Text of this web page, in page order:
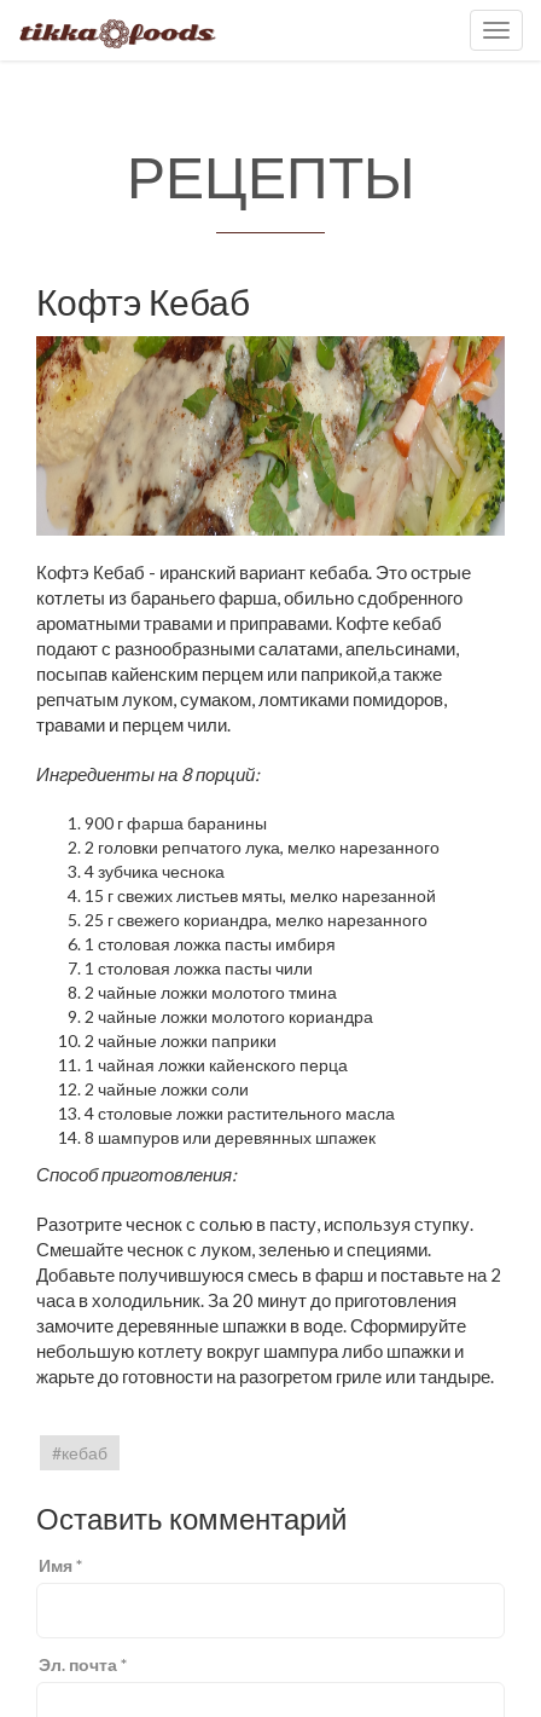
РЕЦЕПТЫ
Кофтэ Кебаб
Кофтэ Кебаб - иранский вариант кебаба. Это острые
котлеты из бараньего фарша, обильно сдобренного
ароматными травами и приправами. Кофте кебаб
подают с разнообразными салатами, апельсинами,
посыпав кайенским перцем или паприкой,а также
репчатым луком, сумаком, ломтиками помидоров,
травами и перцем чили.
Ингредиенты на 8 порций:
900 г фарша баранины
2 головки репчатого лука, мелко нарезанного
4 зубчика чеснока
15 г свежих листьев мяты, мелко нарезанной
25 г свежего кориандра, мелко нарезанного
1 столовая ложка пасты имбиря
1 столовая ложка пасты чили
2 чайные ложки молотого тмина
2 чайные ложки молотого кориандра
2 чайные ложки паприки
1 чайная ложки кайенского перца
2 чайные ложки соли
4 столовые ложки растительного масла
8 шампуров или деревянных шпажек
Способ приготовления:
Разотрите чеснок с солью в пасту, используя ступку.
Смешайте чеснок с луком, зеленью и специями.
Добавьте получившуюся смесь в фарш и поставьте на 2
часа в холодильник. За 20 минут до приготовления
замочите деревянные шпажки в воде. Сформируйте
небольшую котлету вокруг шампура либо шпажки и
жарьте до готовности на разогретом гриле или тандыре.
кебаб
Оставить комментарий
Имя *
Эл. почта *